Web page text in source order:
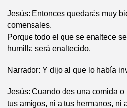
Jesús: Entonces quedarás muy
comensales.
Porque todo el que se enaltece
humilla será enaltecido.
Narrador: Y dijo al que lo había
Jesús: Cuando des una comida o
tus amigos, ni a tus hermanos, ni